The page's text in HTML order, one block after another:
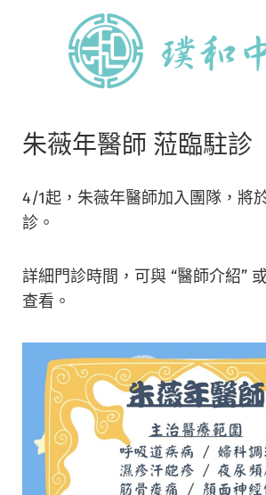
朱薇年醫師 蒞臨駐診
4/1起，朱薇年醫師加入團隊，將
診。
詳細門診時間，可與 “醫師介紹”
查看。